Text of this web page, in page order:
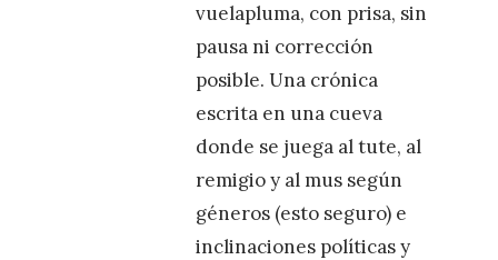
vuelapluma, con prisa, sin
pausa ni corrección
posible. Una crónica
escrita en una cueva
donde se juega al tute, al
remigio y al mus según
géneros (esto seguro) e
inclinaciones políticas y